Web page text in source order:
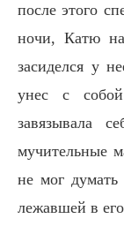
после этого
ночи, Катю
засиделся у
унес с
завязывала
мучительные
не мог думать
лежавшей в